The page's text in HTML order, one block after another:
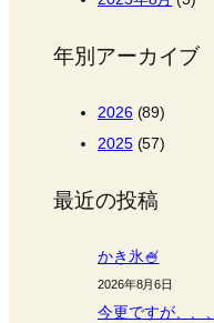
年別アーカイブ
2026(89)
2025(57)
最近の投稿
かき氷🍧
2026年8月6日
今更ですが、、、